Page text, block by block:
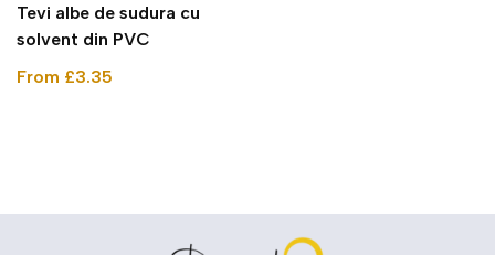
Tevi albe de sudura cu
solvent din PVC
From £3.35